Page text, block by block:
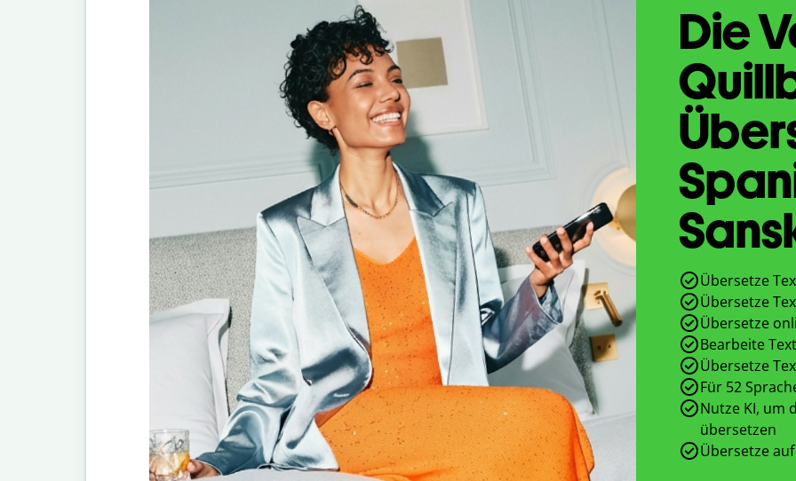
Die
Übersetze
Übersetze
Übersetze
Bearbeite
Übersetze
Für 52
Nutze KI, um
übersetzen
Übersetze